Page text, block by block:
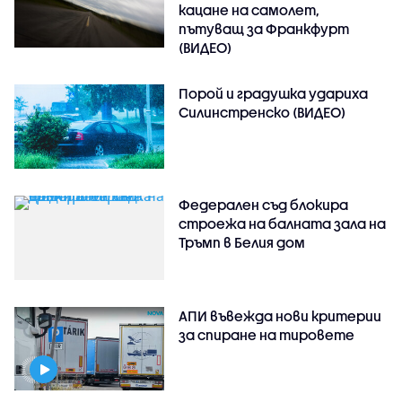
кацане на самолет,
пътуващ за Франкфурт
(ВИДЕО)
Порой и градушка удариха
Силинстренско (ВИДЕО)
Федерален съд блокира
строежа на балната зала на
Тръмп в Белия дом
АПИ въвежда нови критерии
за спиране на тировете